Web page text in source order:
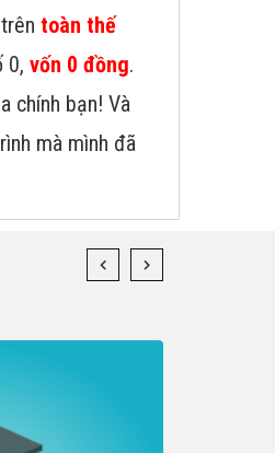
toàn thế
0, vốn 0 đồng.
chính bạn! Và
mà mình đã